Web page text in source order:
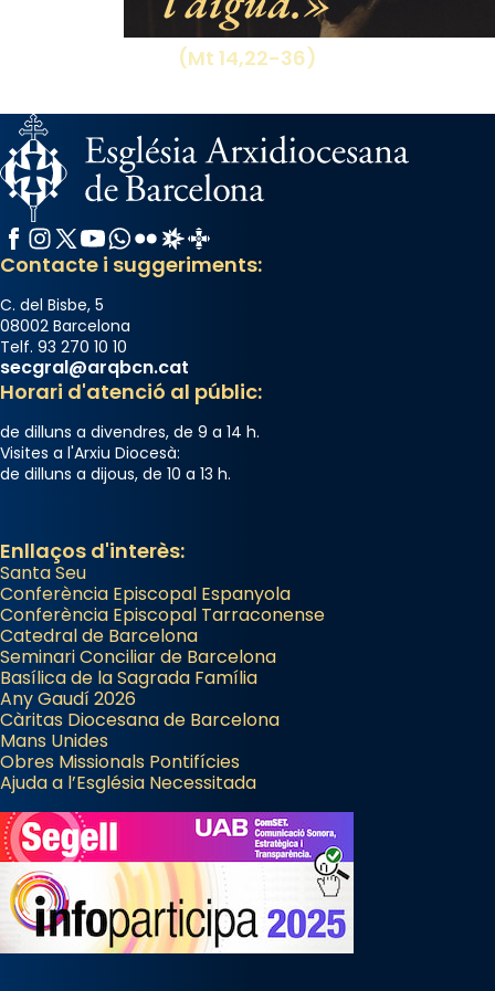
(Mt 14,22-36)
Facebook
Instagram
X / Twitter
YouTube
WhatsApp
FlickrRadio Estel
Catalunya Cristiana
Contacte i suggeriments:
C. del Bisbe, 5
08002 Barcelona
Telf. 93 270 10 10
secgral@arqbcn.cat
Horari d'atenció al públic:
de dilluns a divendres, de 9 a 14 h.
Visites a l'Arxiu Diocesà:
de dilluns a dijous, de 10 a 13 h.
Enllaços d'interès:
Santa Seu
Conferència Episcopal Espanyola
Conferència Episcopal Tarraconense
Catedral de Barcelona
Seminari Conciliar de Barcelona
Basílica de la Sagrada Família
Any Gaudí 2026
Càritas Diocesana de Barcelona
Mans Unides
Obres Missionals Pontifícies
Ajuda a l’Església Necessitada